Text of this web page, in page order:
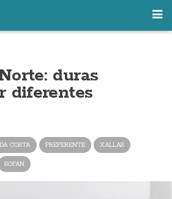
duras
diferentes
COSTA PREFERENTE XALLAS
SOFAN